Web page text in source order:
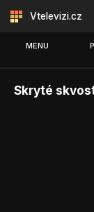
Vtelevizi.cz
MENU
Skryté